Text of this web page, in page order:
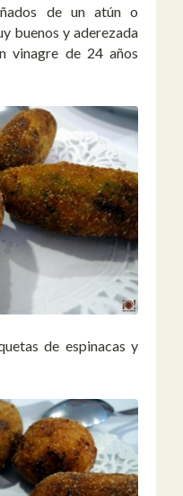
de un atún o
buenos y aderezada
vinagre de 24 años
de espinacas y